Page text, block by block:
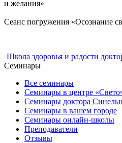
и желания»
Сеанс погружения «Осознание
Школа здоровья и радости
Семинары
Все семинары
Семинары в центре
Семинары доктора
Семинары в вашем городе
Семинары онлайн-школы
Преподаватели
Отзывы